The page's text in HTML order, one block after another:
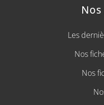
Les
Nos
Nos